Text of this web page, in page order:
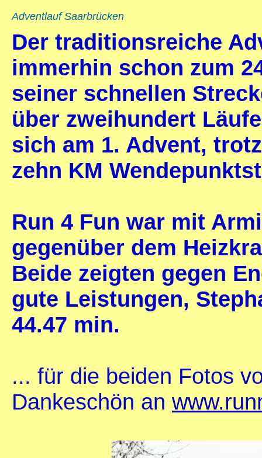
Adventlauf Saarbrücken
Der traditionsreiche
immerhin schon zum
seiner schnellen
über zweihundert
sich am 1. Advent,
zehn KM
Run 4 Fun war mit
gegenüber dem
Beide zeigten gegen
gute Leistungen,
44.47 min.
... für die beiden Fotos
Dankeschön an